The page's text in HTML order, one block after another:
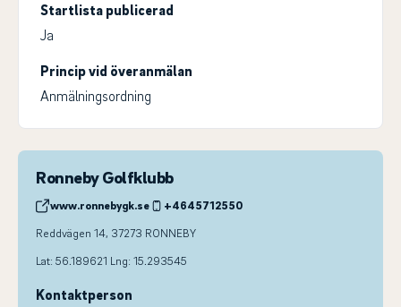
Startlista publicerad
Ja
Princip vid överanmälan
Anmälningsordning
Ronneby Golfklubb
www.ronnebygk.se
+4645712550
Reddvägen 14, 37273 RONNEBY
Lat: 56.189621 Lng: 15.293545
Kontaktperson